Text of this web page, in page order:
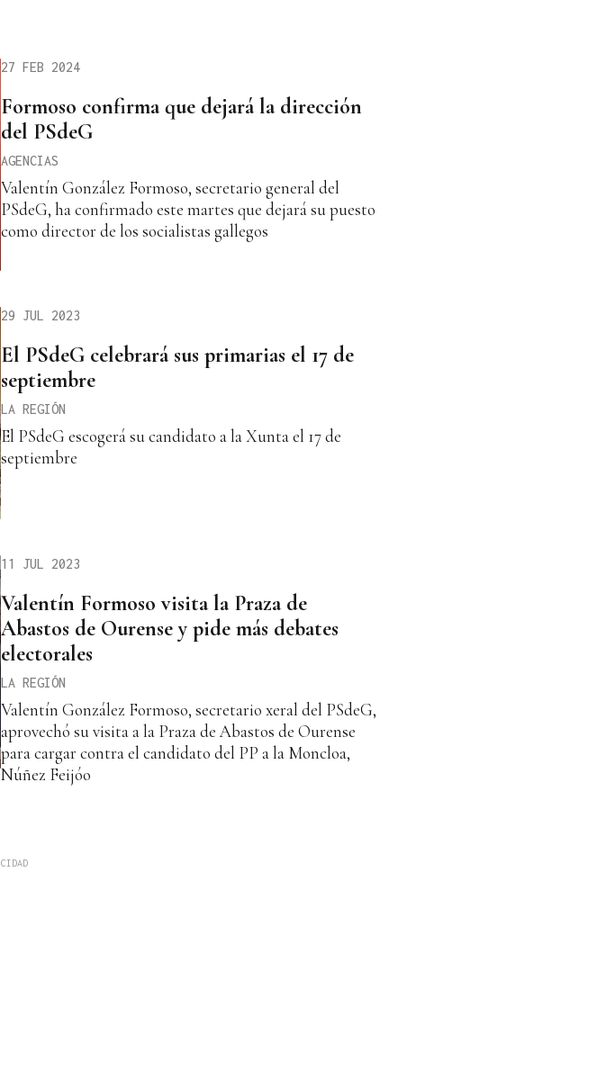
27 FEB 2024
Formoso confirma que dejará la dirección
del PSdeG
AGENCIAS
Valentín González Formoso, secretario general del
PSdeG, ha confirmado este martes que dejará su puesto
como director de los socialistas gallegos
29 JUL 2023
El PSdeG celebrará sus primarias el 17 de
septiembre
LA REGIÓN
El PSdeG escogerá su candidato a la Xunta el 17 de
septiembre
11 JUL 2023
Valentín Formoso visita la Praza de
Abastos de Ourense y pide más debates
electorales
LA REGIÓN
Valentín González Formoso, secretario xeral del PSdeG,
aprovechó su visita a la Praza de Abastos de Ourense
para cargar contra el candidato del PP a la Moncloa,
Núñez Feijóo